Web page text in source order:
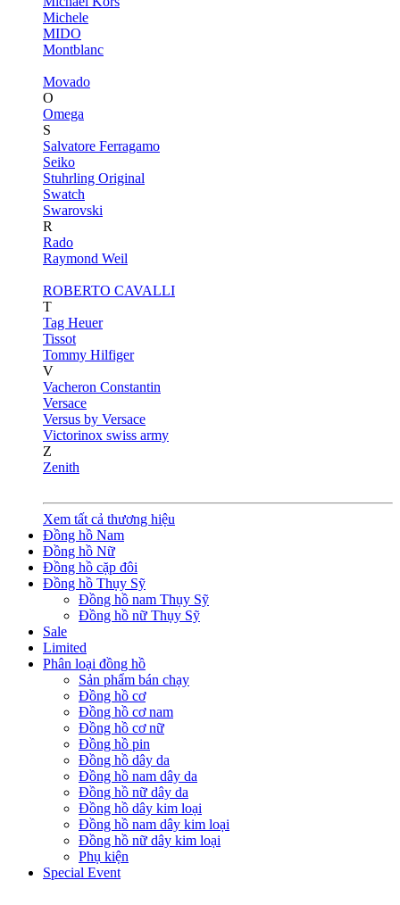
Michele
MIDO
Montblanc
Movado
O
Omega
S
Salvatore Ferragamo
Seiko
Stuhrling Original
Swatch
Swarovski
R
Rado
Raymond Weil
ROBERTO CAVALLI
T
Tag Heuer
Tissot
Tommy Hilfiger
V
Vacheron Constantin
Versace
Versus by Versace
Victorinox swiss army
Z
Zenith
Xem tất cả thương hiệu
Đồng hồ Nam
Đồng hồ Nữ
Đồng hồ cặp đôi
Đồng hồ Thụy Sỹ
Đồng hồ nam Thụy Sỹ
Đồng hồ nữ Thụy Sỹ
Sale
Limited
Phân loại đồng hồ
Sản phẩm bán chạy
Đồng hồ cơ
Đồng hồ cơ nam
Đồng hồ cơ nữ
Đồng hồ pin
Đồng hồ dây da
Đồng hồ nam dây da
Đồng hồ nữ dây da
Đồng hồ dây kim loại
Đồng hồ nam dây kim loại
Đồng hồ nữ dây kim loại
Phụ kiện
Special Event